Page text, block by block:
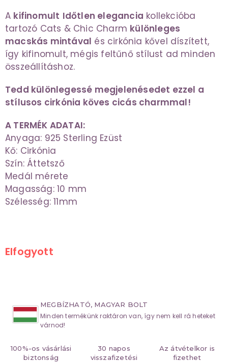
A kifinomult Időtlen elegancia kollekcióba
tartozó Cats & Chic Charm különleges
macskás mintával és cirkónia kővel díszített,
így kifinomult, mégis feltűnő stílust ad minden
összeállításhoz.
Tedd különlegessé megjelenésedet ezzel a
stílusos cirkónia köves cicás charmmal!
A TERMÉK ADATAI:
Anyaga: 925 Sterling Ezüst
Kő: Cirkónia
Szín: Áttetsző
Medál mérete
Magasság: 10 mm
Szélesség: 11mm
Elfogyott
MEGBÍZHATÓ, MAGYAR BOLT
Minden termékünk raktáron van, így nem kell rá heteket
várnod!
100%-os vásárlási
biztonság
30 napos
visszafizetési
Az átvételkor is
fizethet